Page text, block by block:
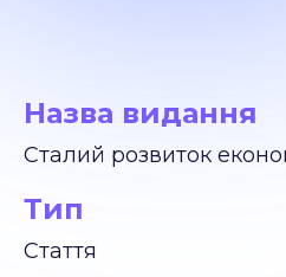
Назва видання
Сталий розвиток
Тип
Стаття